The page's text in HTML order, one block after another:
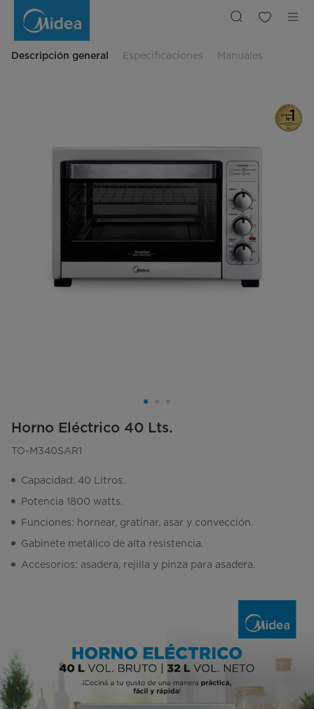
Eléctrico
Descripción general Especificaciones Manuales
Horno Eléctrico 40 Lts.
TO-M340SAR1
Capacidad: 40 Litros.
Potencia 1800 watts.
Funciones: hornear, gratinar, asar y convección.
Gabinete metálico de alta resistencia.
Accesorios: asadera, rejilla y pinza para asadera.